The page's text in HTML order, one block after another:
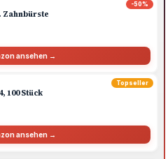
-50%
Zahnbürste
ansehen →
Topseller
100 Stück
ansehen →